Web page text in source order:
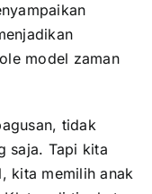
model zaman
tidak
saja. Tapi kita
kita memilih anak